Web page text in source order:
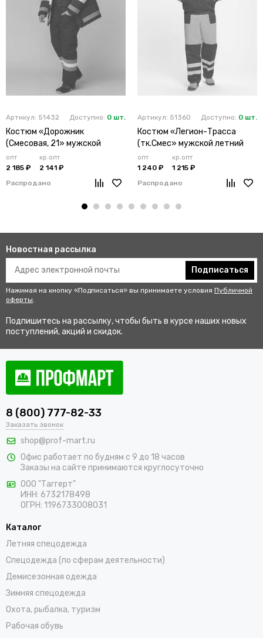
Артикул: 51432 Доступно: 0 шт.
Костюм «Дорожник
(Смесовая, 21» мужской
утепленный лимонный
опт
2 185 ₽
кр.опт
2 141 ₽
Распродано
Артикул: 51360 Доступно: 0 шт.
Костюм «Легион-Трасса
(тк.Смес» мужской летний
оранжевый
опт
1 240 ₽
кр.опт
1 215 ₽
Распродано
Новостная рассылка
Подписаться
Нажимая на кнопку «Подписаться» вы принимаете условия Публичной
оферты.
Подпишитесь на рассылку, чтобы быть в курсе наших новых
поступлений, акций и скидок.
8 (800) 777-82-33
Заказать звонок
shop@prof-mart.ru
Офис работает по будням с 9 до 18 часов
Заказы на сайте принимаются круглосуточно
ООО "Таггерт"
ИНН: 6732178498
ОГРН: 1196733008031
Каталог
Летняя спецодежда
Спецодежда (по сферам деятельности)
Демисезонная одежда
Зимняя спецодежда
Охота, рыбалка, туризм
Рабочая обувь